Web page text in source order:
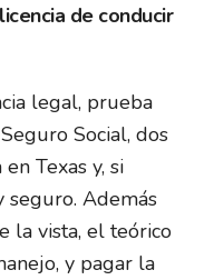
de conducir
legal, prueba
Social, dos
Texas y, si
seguro. Además
la vista, el teórico
y pagar la